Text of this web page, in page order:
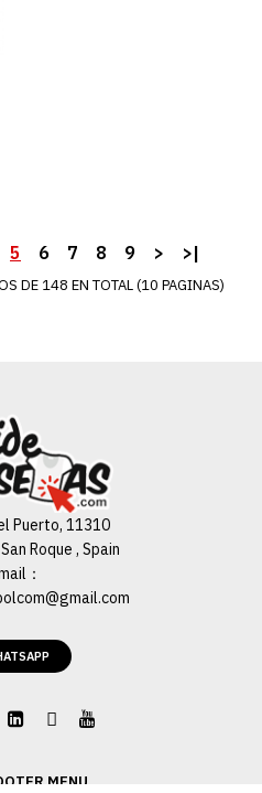
€119.00 €60.00
Chandal Entrenamiento
Atletico Madrid FC
2022/2023 + Pantalones
AGREGAR AL CARRO
ADD TO COMPARE
5 6 7 8 9 > >|
DE 148 EN TOTAL (10 PAGINAS)
Puerto, 11310
Roque , Spain
：
MENU